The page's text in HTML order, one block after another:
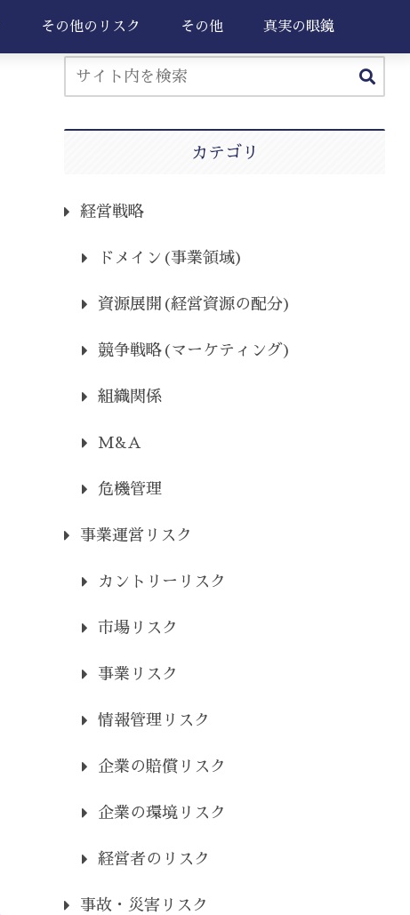
その他のリスク その他 真実の眼鏡
カテゴリ
経営戦略
ドメイン(事業領域)
資源展開(経営資源の配分)
競争戦略(マーケティング)
組織関係
M&A
危機管理
事業運営リスク
カントリーリスク
市場リスク
事業リスク
情報管理リスク
企業の賠償リスク
企業の環境リスク
経営者のリスク
事故・災害リスク